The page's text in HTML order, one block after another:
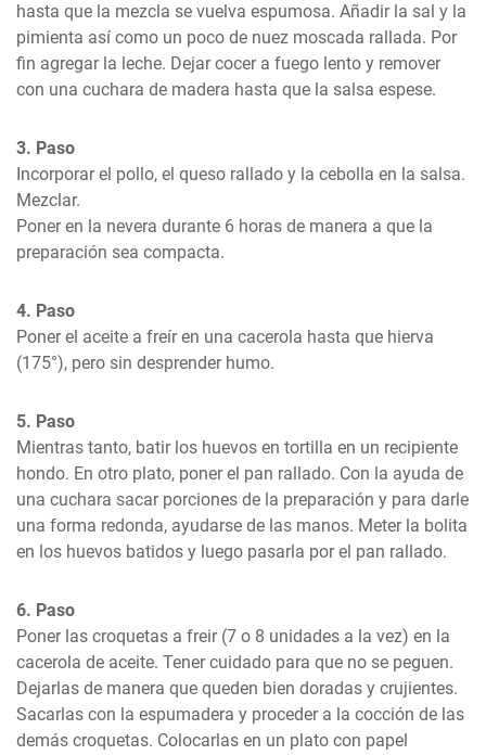
hasta que la mezcla se vuelva espumosa. Añadir la sal y la
pimienta así como un poco de nuez moscada rallada. Por
fin agregar la leche. Dejar cocer a fuego lento y remover
con una cuchara de madera hasta que la salsa espese.
3. Paso
Incorporar el pollo, el queso rallado y la cebolla en la salsa.
Mezclar.
Poner en la nevera durante 6 horas de manera a que la
preparación sea compacta.
4. Paso
Poner el aceite a freír en una cacerola hasta que hierva
(175°), pero sin desprender humo.
5. Paso
Mientras tanto, batir los huevos en tortilla en un recipiente
hondo. En otro plato, poner el pan rallado. Con la ayuda de
una cuchara sacar porciones de la preparación y para darle
una forma redonda, ayudarse de las manos. Meter la bolita
en los huevos batidos y luego pasarla por el pan rallado.
6. Paso
Poner las croquetas a freir (7 o 8 unidades a la vez) en la
cacerola de aceite. Tener cuidado para que no se peguen.
Dejarlas de manera que queden bien doradas y crujientes.
Sacarlas con la espumadera y proceder a la cocción de las
demás croquetas. Colocarlas en un plato con papel